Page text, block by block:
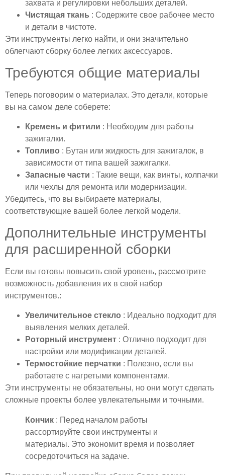
захвата и регулировки небольших деталей.
Чистящая ткань : Содержите свое рабочее место
и детали в чистоте.
Эти инструменты легко найти, и они значительно
облегчают сборку более легких аксессуаров.
Требуются общие материалы
Теперь поговорим о материалах. Это детали, которые
вы на самом деле соберете:
Кремень и фитили : Необходим для работы
зажигалки.
Топливо : Бутан или жидкость для зажигалок, в
зависимости от типа вашей зажигалки.
Запасные части : Такие вещи, как винты, колпачки
или чехлы для ремонта или модернизации.
Убедитесь, что вы выбираете материалы,
соответствующие вашей более легкой модели.
Дополнительные инструменты
для расширенной сборки
Если вы готовы повысить свой уровень, рассмотрите
возможность добавления их в свой набор
инструментов.:
Увеличительное стекло : Идеально подходит для
выявления мелких деталей.
Роторный инструмент : Отлично подходит для
настройки или модификации деталей.
Термостойкие перчатки : Полезно, если вы
работаете с нагретыми компонентами.
Эти инструменты не обязательны, но они могут сделать
сложные проекты более увлекательными и точными.
Кончик : Перед началом работы
рассортируйте свои инструменты и
материалы. Это экономит время и позволяет
сосредоточиться на задаче.